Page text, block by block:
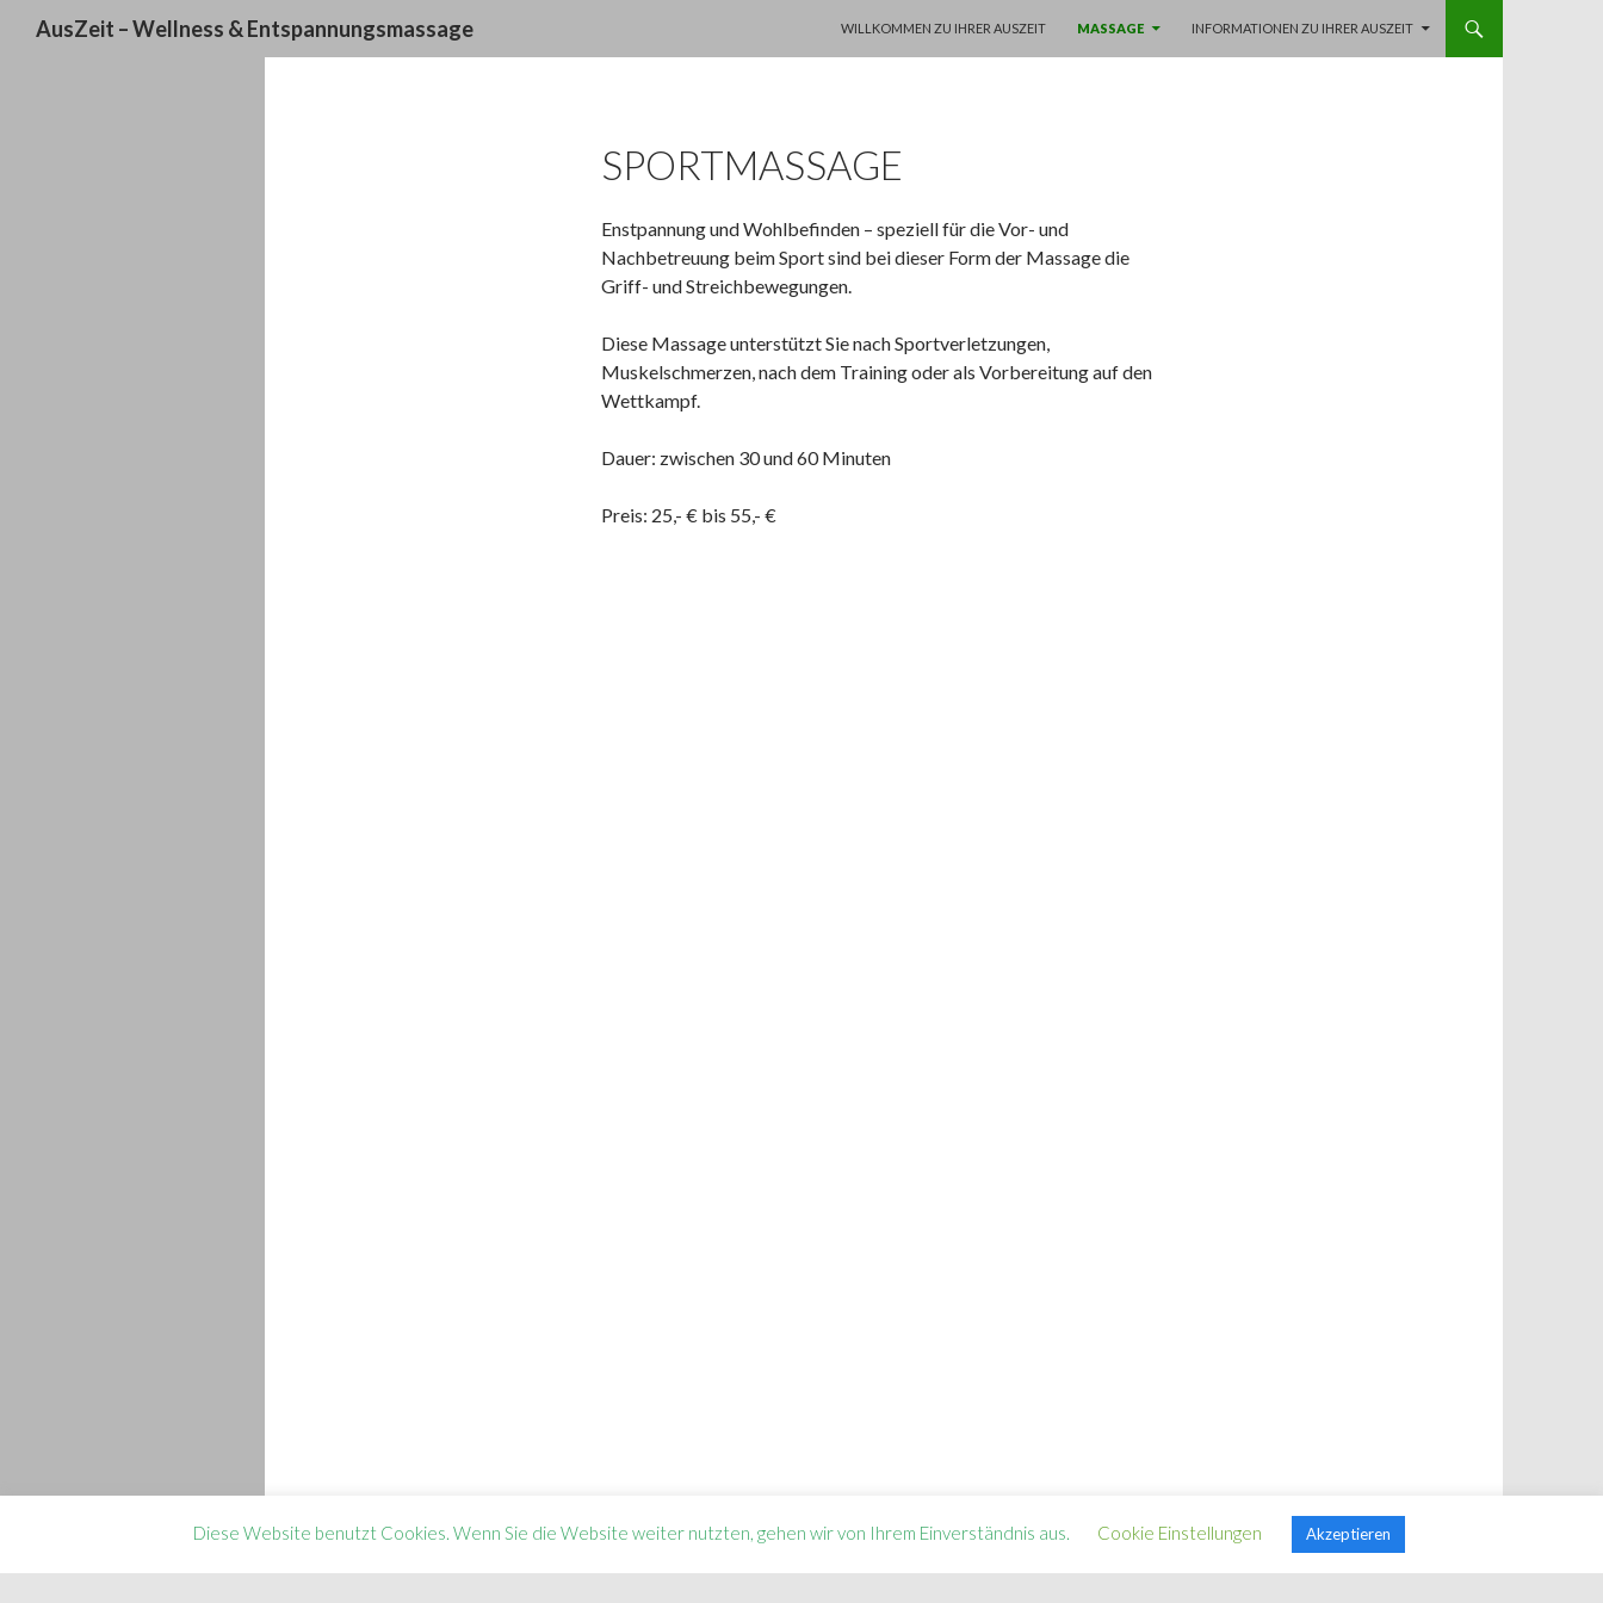
AusZeit – Wellness & Entspannungsmassage
WILLKOMMEN ZU IHRER AUSZEIT
MASSAGE INFORMATIONEN ZU IHRER AUSZEIT
SPORTMASSAGE
Enstpannung und Wohlbefinden – speziell für die Vor- und
Nachbetreuung beim Sport sind bei dieser Form der Massage die
Griff- und Streichbewegungen.
Diese Massage unterstützt Sie nach Sportverletzungen,
Muskelschmerzen, nach dem Training oder als Vorbereitung auf den
Wettkampf.
Dauer: zwischen 30 und 60 Minuten
Preis: 25,- € bis 55,- €
Diese Website benutzt Cookies. Wenn Sie die Website weiter nutzten, gehen wir von Ihrem Einverständnis aus. Cookie Einstellungen Akzeptieren